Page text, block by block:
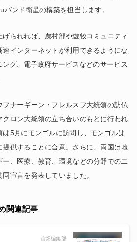
バンド衛星の構築を担当します。
られれば、農村部や遊牧コミュニティ
速インターネットが利用できるようにな
ング、電子政府サービスなどのサービス
ナーギーン・フレルスフ大統領の訪仏
ロン大統領の立ち合いのもとに行われ
は5月にモンゴルに訪問し、モンゴルは
供することに合意。さらに、両国は地
、医療、教育、環境などの分野での二
宣言を発表していました。
関連記事
宙畑編集部